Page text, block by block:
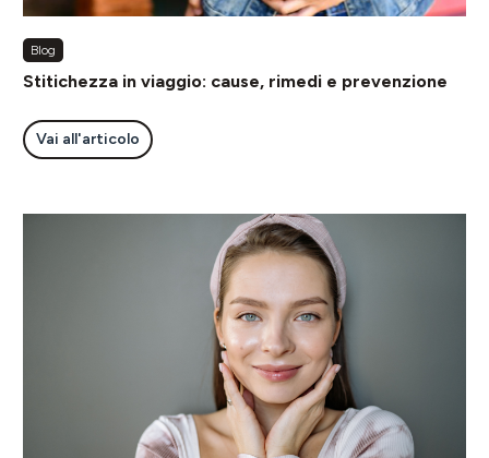
Blog
Stitichezza in viaggio: cause, rimedi e prevenzione
Vai all'articolo